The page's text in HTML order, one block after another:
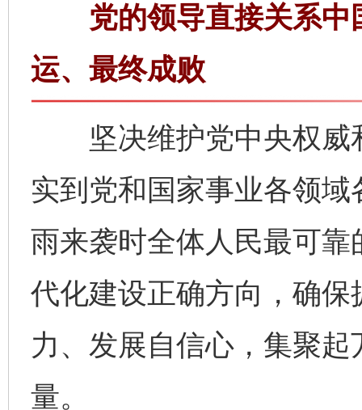
党的领导直接关系中
运、最终成败
坚决维护党中央权威
实到党和国家事业各领
雨来袭时全体人民最可
代化建设正确方向，确
力、发展自信心，集聚
量。